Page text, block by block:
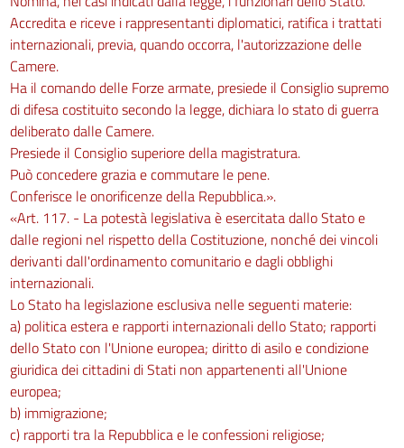
Accredita e riceve i rappresentanti diplomatici, ratifica i trattati
internazionali, previa, quando occorra, l'autorizzazione delle
Camere.
Ha il comando delle Forze armate, presiede il Consiglio supremo
di difesa costituito secondo la legge, dichiara lo stato di guerra
deliberato dalle Camere.
Presiede il Consiglio superiore della magistratura.
Può concedere grazia e commutare le pene.
Conferisce le onorificenze della Repubblica.».
«Art. 117. - La potestà legislativa è esercitata dallo Stato e
dalle regioni nel rispetto della Costituzione, nonché dei vincoli
derivanti dall'ordinamento comunitario e dagli obblighi
internazionali.
Lo Stato ha legislazione esclusiva nelle seguenti materie:
a) politica estera e rapporti internazionali dello Stato; rapporti
dello Stato con l'Unione europea; diritto di asilo e condizione
giuridica dei cittadini di Stati non appartenenti all'Unione
europea;
b) immigrazione;
c) rapporti tra la Repubblica e le confessioni religiose;